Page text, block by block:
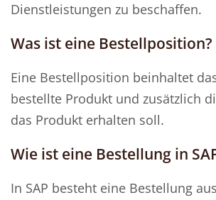
Dienstleistungen zu beschaffen.
Was ist eine Bestellposition?
Eine Bestellposition beinhaltet
bestellte Produkt und zusätzlich
das Produkt erhalten soll.
Wie ist eine Bestellung in
In SAP besteht eine Bestellung